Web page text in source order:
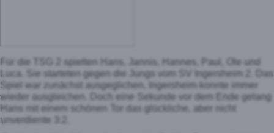
Für die TSG 2 spielten Hans, Jannis, Hannes, Paul, Ole und
Luca. Sie starteten gegen die Jungs vom SV Ingersheim 2. Das
Spiel war zunächst ausgeglichen, Ingersheim konnte immer
wieder ausgleichen. Doch eine Sekunde vor dem Ende gelang
Hans mit einem schönen Tor das glückliche, aber nicht
unverdiente 3:2.